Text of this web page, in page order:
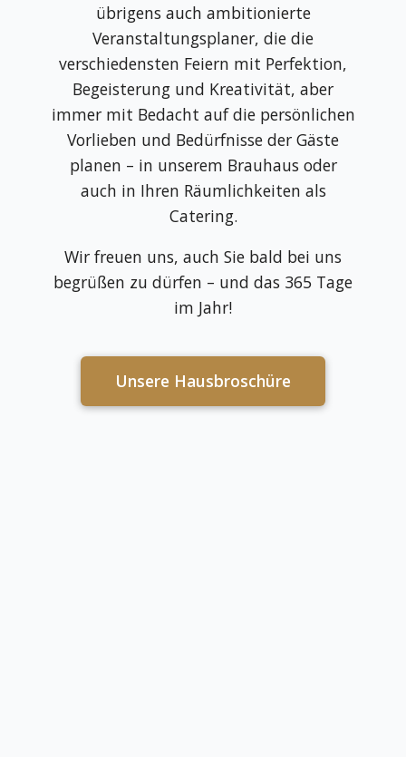
übrigens auch ambitionierte
Veranstaltungsplaner, die die
verschiedensten Feiern mit Perfektion,
Begeisterung und Kreativität, aber
immer mit Bedacht auf die persönlichen
Vorlieben und Bedürfnisse der Gäste
planen – in unserem Brauhaus oder
auch in Ihren Räumlichkeiten als
Catering.
Wir freuen uns, auch Sie bald bei uns
begrüßen zu dürfen – und das 365 Tage
im Jahr!
Unsere Hausbroschüre